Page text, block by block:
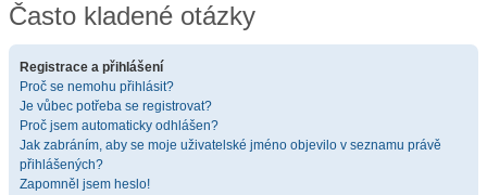
Často kladené otázky
Registrace a přihlášení
Proč se nemohu přihlásit?
Je vůbec potřeba se registrovat?
Proč jsem automaticky odhlášen?
Jak zabráním, aby se moje uživatelské jméno objevilo v seznamu právě
přihlášených?
Zapomněl jsem heslo!